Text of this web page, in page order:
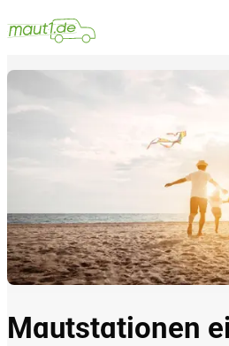
Mautstationen